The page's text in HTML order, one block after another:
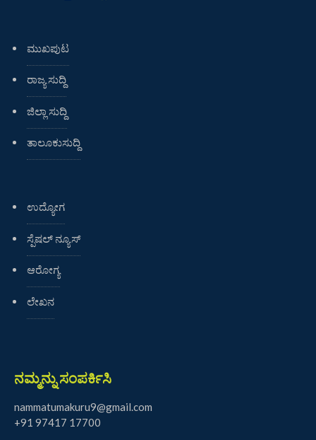
ಮುಖಪುಟ
ರಾಜ್ಯ ಸುದ್ದಿ
ಜಿಲ್ಲಾ ಸುದ್ದಿ
ತಾಲೂಕುಸುದ್ದಿ
ಉದ್ಯೋಗ
ಸ್ಪೆಷಲ್ ನ್ಯೂಸ್
ಆರೋಗ್ಯ
ಲೇಖನ
ನಮ್ಮನ್ನು ಸಂಪರ್ಕಿಸಿ
nammatumakuru9@gmail.com
+91 97417 17700